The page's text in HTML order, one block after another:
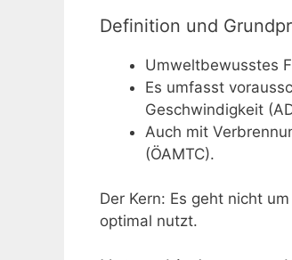
Definition und
Umweltbewusstes
Es umfasst
Geschwindigkeit
Auch mit
(ÖAMTC).
Der Kern: Es geht nicht
optimal nutzt.